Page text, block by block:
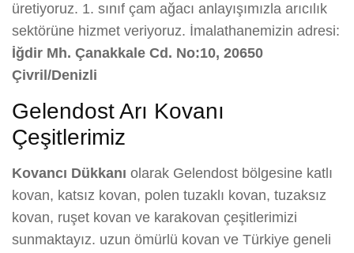
üretiyoruz. 1. sınıf çam ağacı anlayışımızla arıcılık
sektörüne hizmet veriyoruz. İmalathanemizin adresi:
İğdir Mh. Çanakkale Cd. No:10, 20650
Çivril/Denizli
Gelendost Arı Kovanı
Çeşitlerimiz
Kovancı Dükkanı olarak Gelendost bölgesine katlı
kovan, katsız kovan, polen tuzaklı kovan, tuzaksız
kovan, ruşet kovan ve karakovan çeşitlerimizi
sunmaktayız. uzun ömürlü kovan ve Türkiye geneli